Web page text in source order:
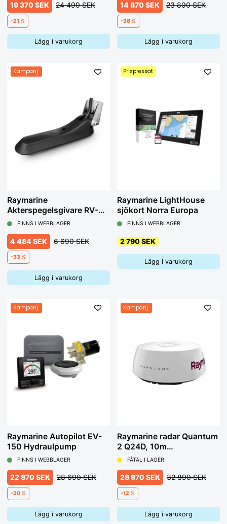
19 370 SEK 24 490 SEK
-21 %
Lägg i varukorg
14 870 SEK 23 890 SEK
-38 %
Lägg i varukorg
Kampanj
Raymarine
Akterspegelsgivare RV-
100FINNS I WEBBLAGER
4 484 SEK 6 690 SEK
-33 %
Lägg i varukorg
Prispressat
Raymarine LightHouse
sjökort Norra Europa
FINNS I WEBBLAGER
2 790 SEK
Lägg i varukorg
Kampanj
Raymarine Autopilot EV-
150 Hydraulpump
FINNS I WEBBLAGER
22 870 SEK 28 690 SEK
-20 %
Lägg i varukorg
Kampanj
Raymarine radar Quantum
2 Q24D, 10m
ström+datakabel
FÅTAL I LAGER
28 870 SEK 32 890 SEK
-12 %
Lägg i varukorg